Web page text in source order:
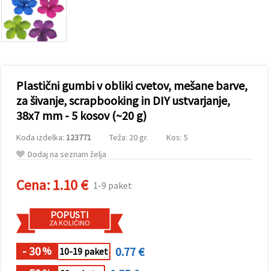
vsebine in
oglase, tudi
s pomočjo
naših
partnerjev
»Sprejmi
lahko
strinjate z
vseh
piškotkov.
Ali pa v
Nastavitvah
svoje
preference z
določene
vrste
piškotkov
na gumb
»Shrani«.
Plastični gumbi v obliki cvetov, mešane barve,
za šivanje, scrapbooking in DIY ustvarjanje,
38x7 mm - 5 kosov (~20 g)
Koda izdelka: 123771 Teža: 20 gr.
Kos: 5
Dodaj na seznam želja
Cena:1.10 € 1-9 paket
POPUSTI
ZA KOLIČINO
- 30% 10-19 paket
0.77 €